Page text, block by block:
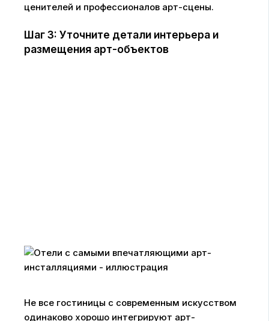
ценителей и профессионалов арт-сцены.
Шаг 3: Уточните детали интерьера и
размещения арт-объектов
Не все гостиницы с современным искусством
одинаково хорошо интегрируют арт-